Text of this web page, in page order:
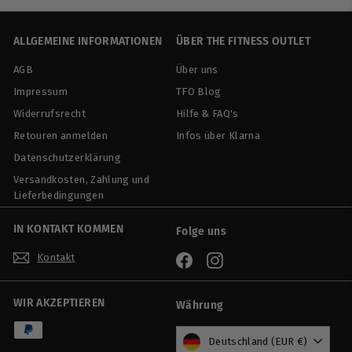
0
ALLGEMEINE INFORMATIONEN
AGB
Impressum
Widerrufsrecht
Retouren anmelden
Datenschutzerklärung
Versandkosten, Zahlung und
Lieferbedingungen
ÜBER THE FITNESS OUTLET
Über uns
TFO Blog
Hilfe & FAQ's
Infos über Klarna
IN KONTAKT KOMMEN
Kontakt
Folge uns
FacebookInstagram
WIR AKZEPTIEREN Währung
Deutschland (EUR €)